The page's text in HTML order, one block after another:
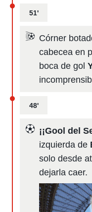
51'
Córner
cabecea en
boca de gol
48'
¡¡Gool del
izquierda de
solo desde
dejarla caer.